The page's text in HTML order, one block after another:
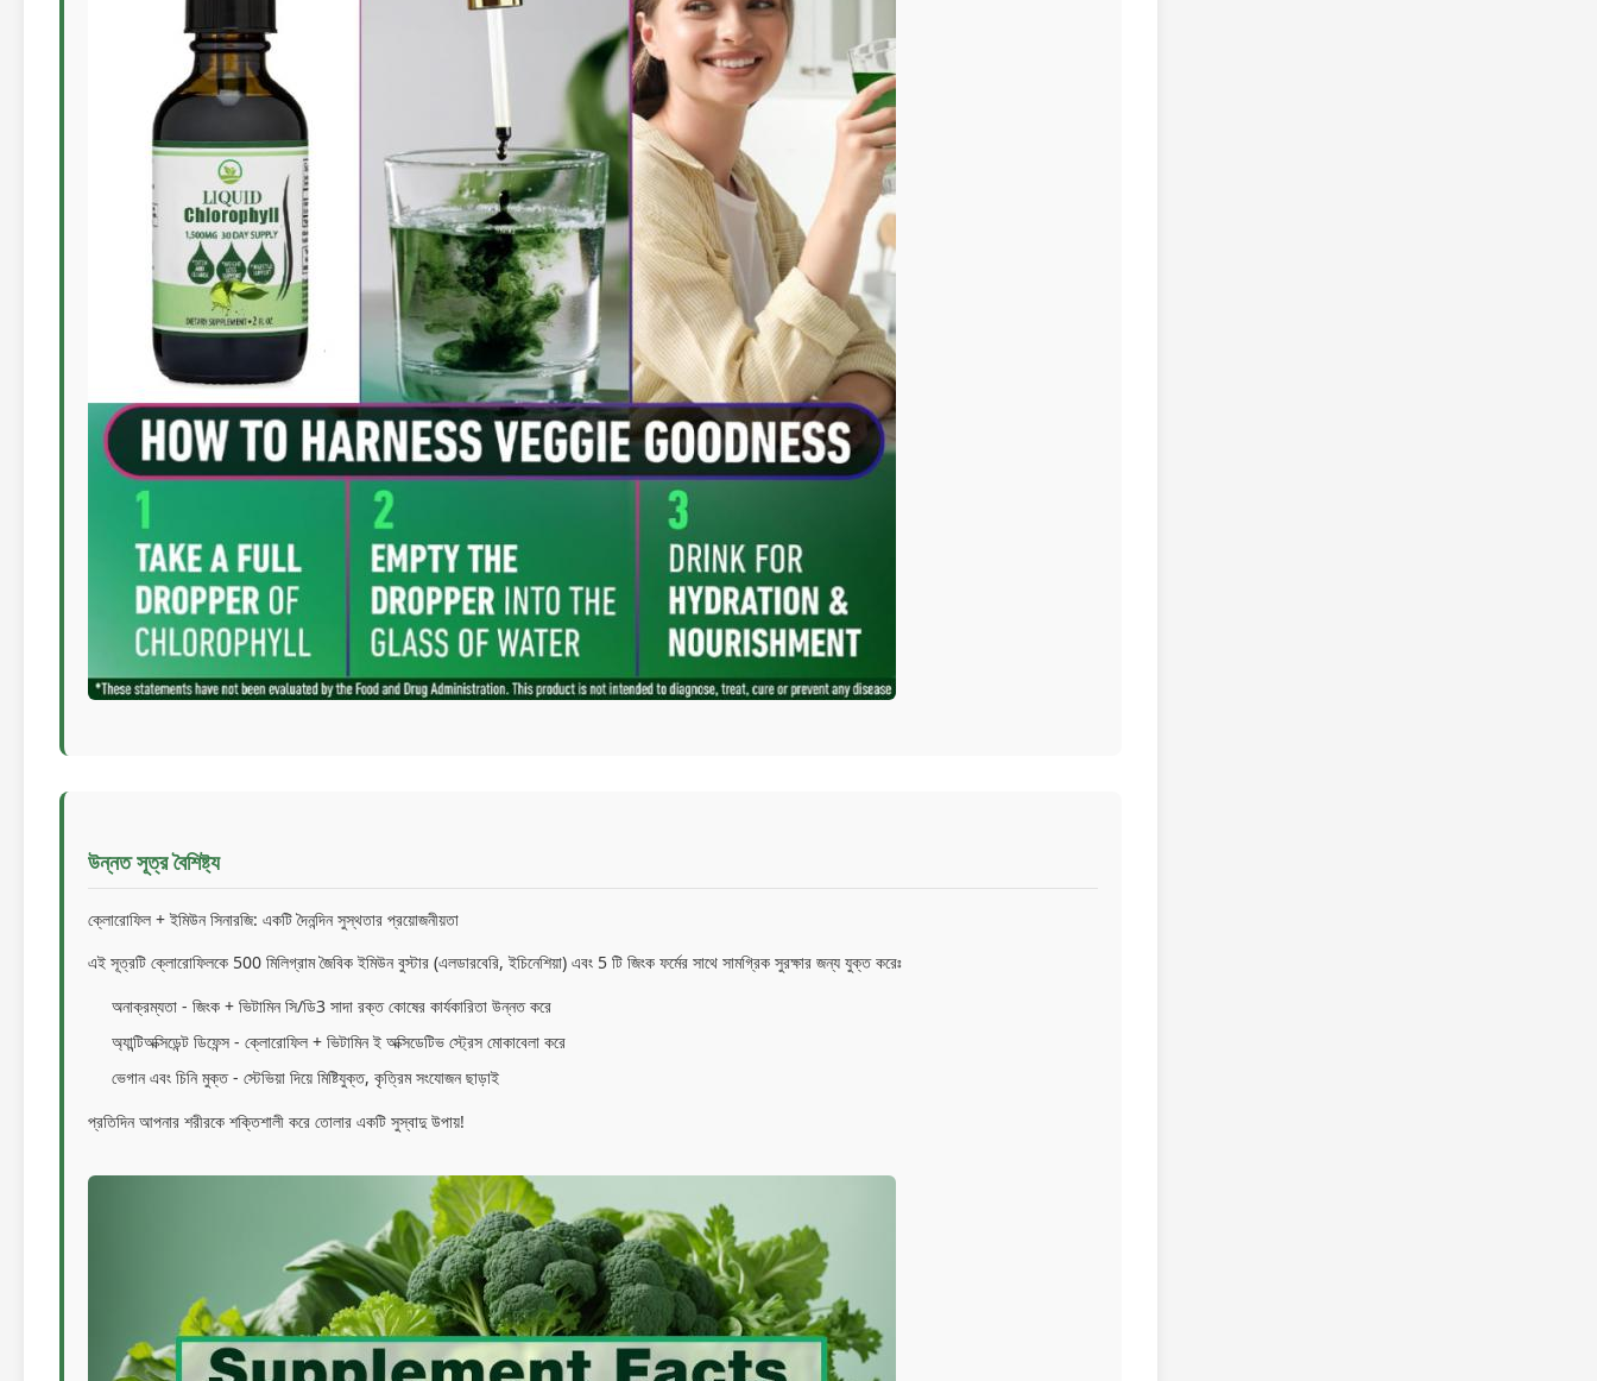
উন্নত সূত্র বৈশিষ্ট্য
ক্লোরোফিল + ইমিউন সিনারজি: একটি দৈনন্দিন সুস্থতার প্রয়োজনীয়তা
এই সূত্রটি ক্লোরোফিলকে 500 মিলিগ্রাম জৈবিক ইমিউন বুস্টার (এলডারবেরি, ইচিনেশিয়া) এবং 5 টি জিংক ফর্মের সাথে সামগ্রিক সুরক্ষার জন্য যুক্ত করেঃ
অনাক্রম্যতা - জিংক + ভিটামিন সি/ডি3 সাদা রক্ত কোষের কার্যকারিতা উন্নত করে
অ্যান্টিঅক্সিডেন্ট ডিফেন্স - ক্লোরোফিল + ভিটামিন ই অক্সিডেটিভ স্ট্রেস মোকাবেলা করে
ভেগান এবং চিনি মুক্ত - স্টেভিয়া দিয়ে মিষ্টিযুক্ত, কৃত্রিম সংযোজন ছাড়াই
প্রতিদিন আপনার শরীরকে শক্তিশালী করে তোলার একটি সুস্বাদু উপায়!